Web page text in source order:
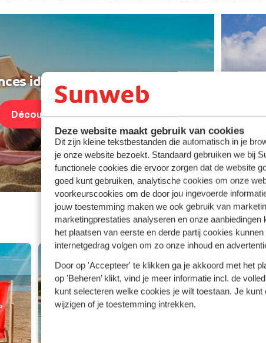
Deze website maakt gebruik van cookies
Dit zijn kleine tekstbestanden die automatisch in je
je onze website bezoekt. Standaard gebruiken we bij
functionele cookies die ervoor zorgen dat de website
goed kunt gebruiken, analytische cookies om onze
voorkeurscookies om de door jou ingevoerde
jouw toestemming maken we ook gebruik van
marketingprestaties analyseren en onze aanbiedingen
het plaatsen van eerste en derde partij cookies
internetgedrag volgen om zo onze inhoud en
Door op 'Accepteer' te klikken ga je akkoord met het
op 'Beheren’ klikt, vind je meer informatie incl. de
kunt selecteren welke cookies je wilt toestaan. Je
wijzigen of je toestemming intrekken.
idéales au soleil
Découvrir
Partez en vacances avec Sunweb